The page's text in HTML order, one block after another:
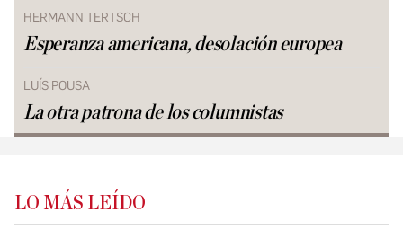
HERMANN TERTSCH
Esperanza americana, desolación europea
LUÍS POUSA
La otra patrona de los columnistas
LO MÁS LEÍDO